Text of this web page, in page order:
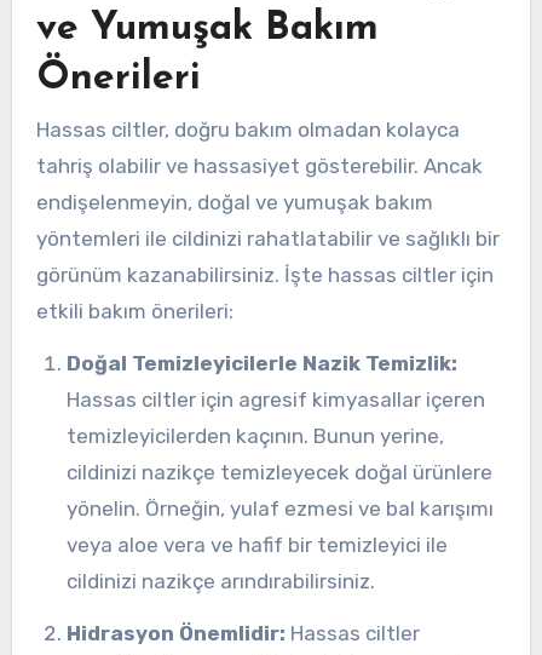
ve Yumuşak Bakım
Önerileri
Hassas ciltler, doğru bakım olmadan kolayca
tahriş olabilir ve hassasiyet gösterebilir. Ancak
endişelenmeyin, doğal ve yumuşak bakım
yöntemleri ile cildinizi rahatlatabilir ve sağlıklı bir
görünüm kazanabilirsiniz. İşte hassas ciltler için
etkili bakım önerileri:
Doğal Temizleyicilerle Nazik Temizlik:
Hassas ciltler için agresif kimyasallar içeren
temizleyicilerden kaçının. Bunun yerine,
cildinizi nazikçe temizleyecek doğal ürünlere
yönelin. Örneğin, yulaf ezmesi ve bal karışımı
veya aloe vera ve hafif bir temizleyici ile
cildinizi nazikçe arındırabilirsiniz.
Hidrasyon Önemlidir: Hassas ciltler